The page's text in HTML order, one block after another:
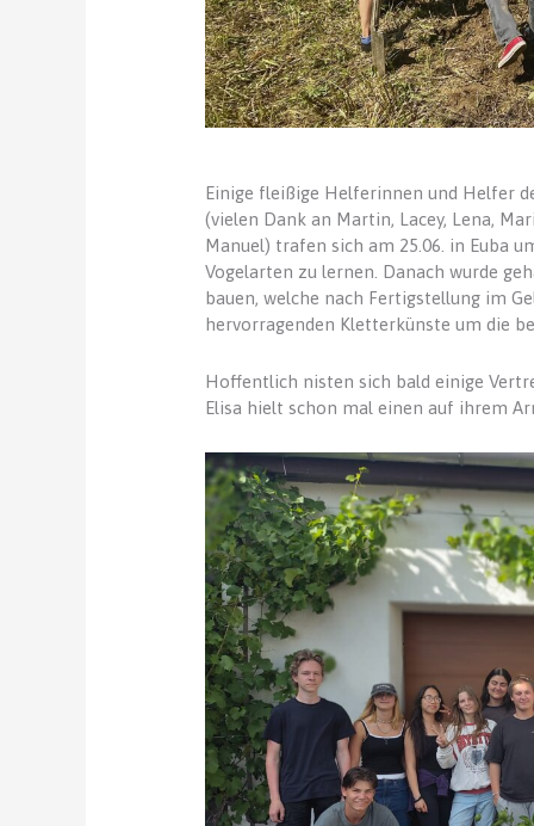
Einige fleißige Helferinnen und Helfer
(vielen Dank an Martin, Lacey, Lena,
Manuel) trafen sich am 25.06. in Euba
Vogelarten zu lernen. Danach wurde
bauen, welche nach Fertigstellung im
hervorragenden Kletterkünste um die
Hoffentlich nisten sich bald einige
Elisa hielt schon mal einen auf ihrem